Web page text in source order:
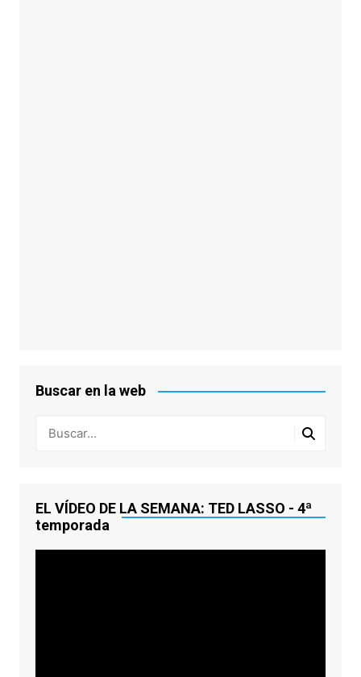
Buscar en la web
EL VÍDEO DE LA SEMANA: TED LASSO - 4ª
temporada